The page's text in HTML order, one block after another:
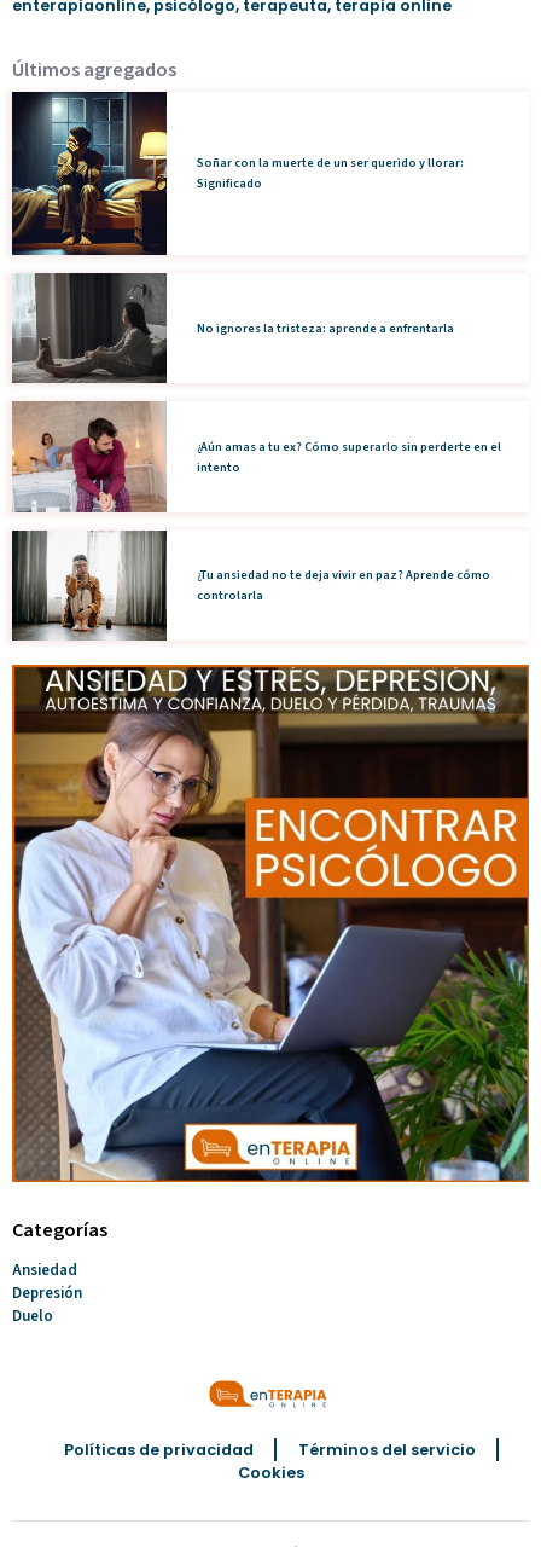
enterapiaonline, psicólogo, terapeuta, terapia online
Últimos agregados
Soñar con la muerte de un ser querido y llorar:
Significado
No ignores la tristeza: aprende a enfrentarla
¿Aún amas a tu ex? Cómo superarlo sin perderte en el
intento
¿Tu ansiedad no te deja vivir en paz? Aprende cómo
controlarla
Categorías
Ansiedad
Depresión
Duelo
Políticas de privacidad
Términos del servicio
Cookies